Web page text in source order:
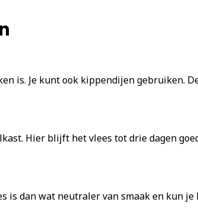
is. Je kunt ook kippendijen gebruiken.
Hier blijft het vlees tot drie dagen
is dan wat neutraler van smaak en kun je